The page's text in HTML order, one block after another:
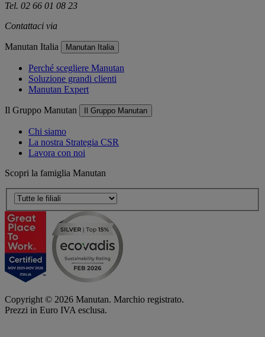
Tel. 02 66 01 08 23
Contattaci via
Manutan Italia Manutan Italia
Perché scegliere Manutan
Soluzione grandi clienti
Manutan Expert
Il Gruppo Manutan Il Gruppo Manutan
Chi siamo
La nostra Strategia CSR
Lavora con noi
Scopri la famiglia Manutan
Copyright © 2026 Manutan. Marchio registrato.
Prezzi in Euro IVA esclusa.